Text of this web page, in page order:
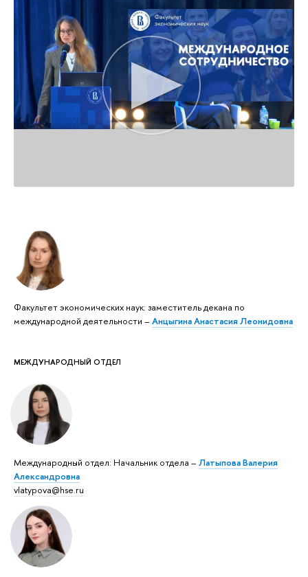
Факультет экономических наук: заместитель декана по
международной деятельности – Анцыгина Анастасия Леонидовна
МЕЖДУНАРОДНЫЙ ОТДЕЛ
Международный отдел: Начальник отдела – Латыпова Валерия
Александровна
vlatypova@hse.ru